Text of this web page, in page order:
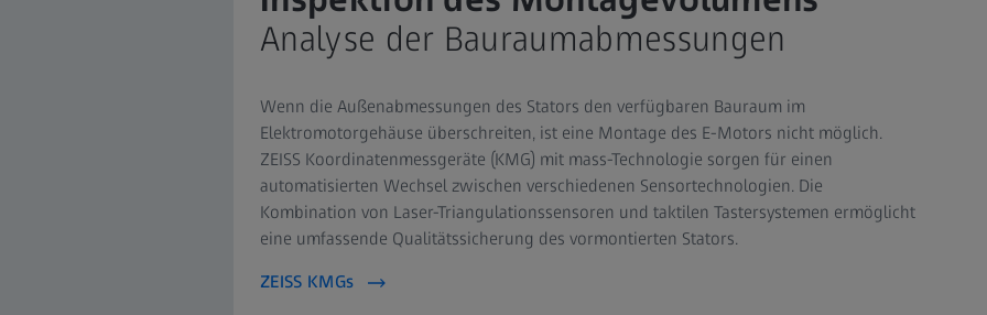
Analyse der Bauraumabmessungen
Wenn die Außenabmessungen des Stators den verfügbaren Bauraum im
Elektromotorgehäuse überschreiten, ist eine Montage des E-Motors nicht möglich.
ZEISS Koordinatenmessgeräte (KMG) mit mass-Technologie sorgen für einen
automatisierten Wechsel zwischen verschiedenen Sensortechnologien. Die
Kombination von Laser-Triangulationssensoren und taktilen Tastersystemen ermöglicht
eine umfassende Qualitätssicherung des vormontierten Stators.
ZEISS KMGs